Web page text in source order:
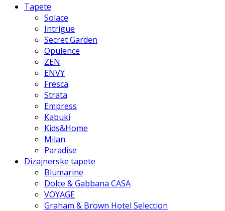
Tapete
Solace
Intrigue
Secret Garden
Opulence
ZEN
ENVY
Fresca
Strata
Empress
Kabuki
Kids&Home
Milan
Paradise
Dizajnerske tapete
Blumarine
Dolce & Gabbana CASA
VOYAGE
Graham & Brown Hotel Selection